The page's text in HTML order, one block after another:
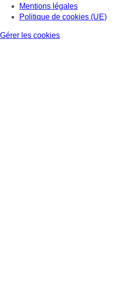
Mentions légales
Politique de cookies (UE)
Gérer les cookies